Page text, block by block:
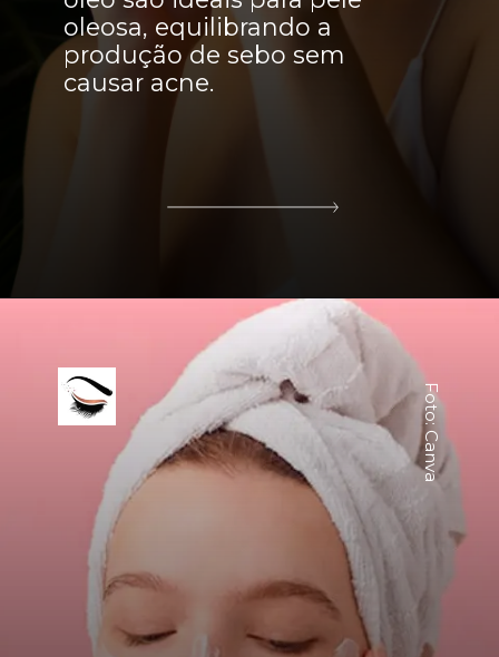
oleosa, equilibrando a
produção de sebo sem
causar acne.
Foto: Canva